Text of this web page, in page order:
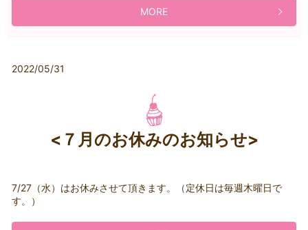
MORE
2022/05/31
<７月のお休みのお知らせ>
7/27（水）はお休みさせて頂きます。（定休日は毎週木曜日で
す。）